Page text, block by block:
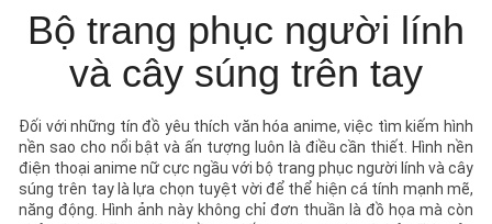
Bộ trang phục người lính
và cây súng trên tay
Đối với những tín đồ yêu thích văn hóa anime, việc tìm kiếm hình
nền sao cho nổi bật và ấn tượng luôn là điều cần thiết. Hình nền
điện thoại anime nữ cực ngầu với bộ trang phục người lính và cây
súng trên tay là lựa chọn tuyệt vời để thể hiện cá tính mạnh mẽ,
năng động. Hình ảnh này không chỉ đơn thuần là đồ họa mà còn